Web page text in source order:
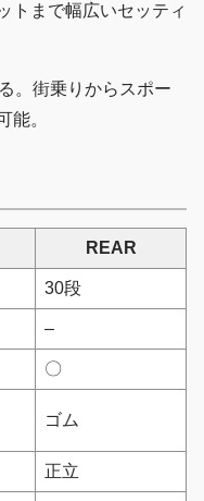
トまで幅広いセッティ
。街乗りからスポー
能。
REAR
30段
–
〇
ゴム
正立